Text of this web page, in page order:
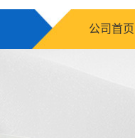
公司首页